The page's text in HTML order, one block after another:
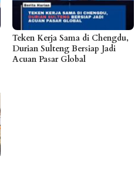
Teken Kerja Sama di Chengdu,
Durian Sulteng Bersiap Jadi
Acuan Pasar Global